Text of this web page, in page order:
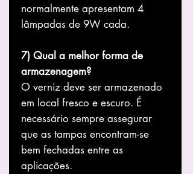
normalmente apresentam 4
lâmpadas de 9W cada.
7) Qual a melhor forma de
armazenagem?
O verniz deve ser armazenado
em local fresco e escuro. É
necessário sempre assegurar
que as tampas encontram-se
bem fechadas entre as
aplicações.